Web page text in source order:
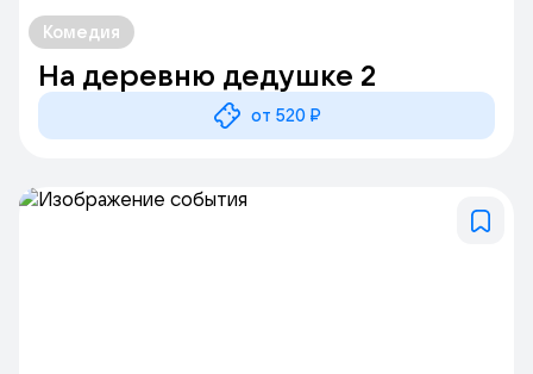
Комедия
На деревню дедушке 2
от 520 ₽